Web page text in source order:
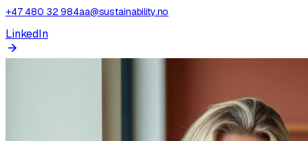
+47 480 32 984aa@sustainability.no
LinkedIn